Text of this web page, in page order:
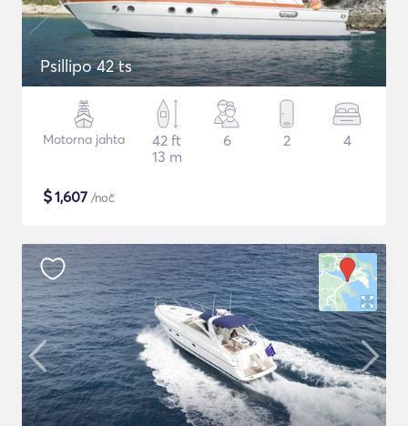
Psillipo 42 ts
Motorna jahta
42 ft
13 m
6 2 4
$1,607 /noč